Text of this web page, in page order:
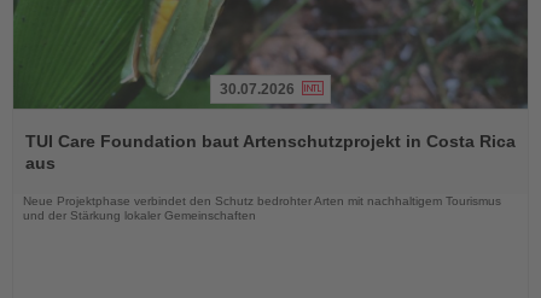
Sie
die
30.07.2026
TUI Care Foundation baut Artenschutzprojekt in Costa Rica
aus
Neue Projektphase verbindet den Schutz bedrohter Arten mit nachhaltigem Tourismus
und der Stärkung lokaler Gemeinschaften